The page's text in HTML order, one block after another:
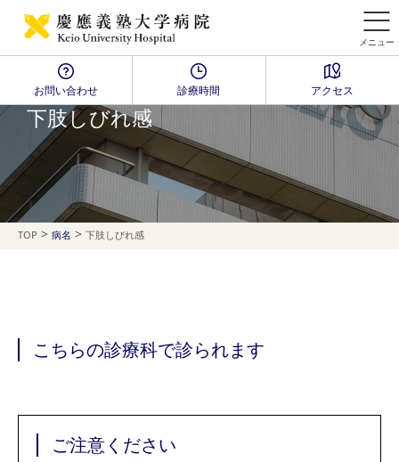
メニュー
お問い合わせ 診療時間 アクセス
Disease Name Search
下肢しびれ感
TOP > 病名 > 下肢しびれ感
こちらの診療科で診られます
ご注意ください